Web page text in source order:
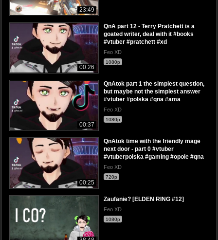
23:49
00:26
QnA part 12 - Terry Pratchett is a
goated writer, deal with it #books
#vtuber #pratchett #xd
Feo XD
1080p
00:37
QnAtok part 1 the simplest question,
but maybe not the simplest answer
#vtuber #polska #qna #ama
Feo XD
1080p
00:25
QnAtok time with the friendly mage
next door - part 0 #vtuber
#vtuberpolska #gaming #opole #qna
Feo XD
720p
Zaufanie? [ELDEN RING #12]
Feo XD
1080p